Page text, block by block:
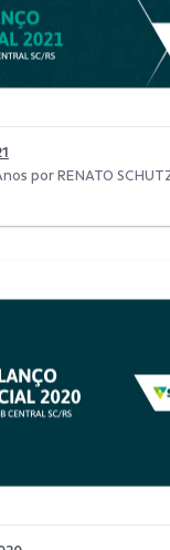
por RENATO